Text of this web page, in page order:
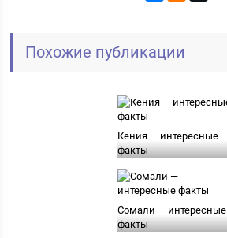
Похожие публикации
Кения — интересные
факты
Сомали — интересные
факты